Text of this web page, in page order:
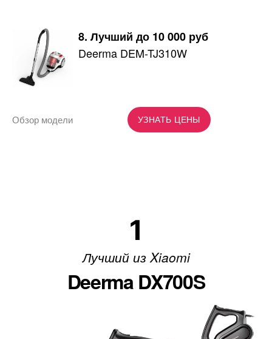
8. Лучший до 10 000 руб
Deerma DEM-TJ310W
УЗНАТЬ ЦЕНЫ
Обзор модели
1
Лучший из Xiaomi
Deerma DX700S